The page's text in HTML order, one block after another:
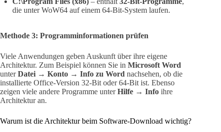
die unter WoW64 auf einem 64-Bit-System laufen.
Methode 3: Programminformationen prüfen
Viele Anwendungen geben Auskunft über ihre eigene
Architektur. Zum Beispiel können Sie in Microsoft Word
unterDatei → Konto → Info zu Word nachsehen, ob die
installierte Office-Version 32-Bit oder 64-Bit ist. Ebenso
zeigen viele andere Programme unterHilfe → Info ihre
Architektur an.
Warum ist die Architektur beim Software-Download wichtig?